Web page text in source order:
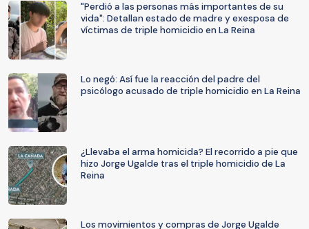
"Perdió a las personas más importantes de su
vida": Detallan estado de madre y exesposa de
víctimas de triple homicidio en La Reina
Lo negó: Así fue la reacción del padre del
psicólogo acusado de triple homicidio en La Reina
¿Llevaba el arma homicida? El recorrido a pie que
hizo Jorge Ugalde tras el triple homicidio de La
Reina
Los movimientos y compras de Jorge Ugalde